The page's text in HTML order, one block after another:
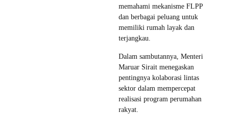
memahami mekanisme FLPP
dan berbagai peluang untuk
memiliki rumah layak dan
terjangkau.
Dalam sambutannya, Menteri
Maruar Sirait menegaskan
pentingnya kolaborasi lintas
sektor dalam mempercepat
realisasi program perumahan
rakyat.